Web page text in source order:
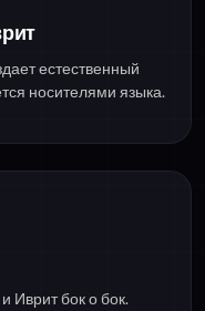
естественный
носителями языка.
Иврит бок о бок.